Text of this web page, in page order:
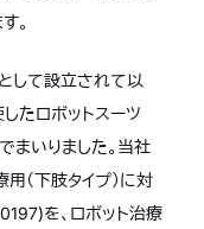
。
して設立されて以
たロボットスーツ
まいりました。当社
（下肢タイプ）に対
を、ロボット治療